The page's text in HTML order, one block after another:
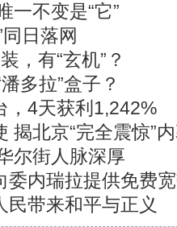
一不变是“它”
日落网
，有“玄机”？
多拉”盒子？
，4天获利1,242%
揭北京“完全震惊”
尔街人脉深厚
内瑞拉提供免费
民带来和平与正义